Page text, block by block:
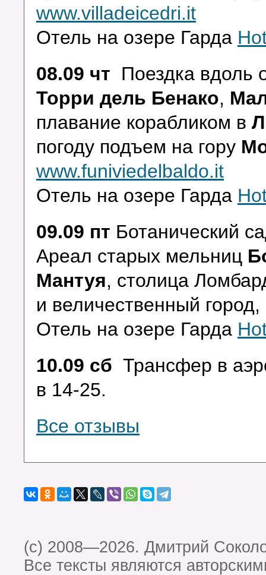
www.villadeicedri.it
Отель на озере Гарда
08.09 чт Поездка вдоль
Торри дель Бенако,
плавание корабликом в
погоду подъем на гору
www.funiviedelbaldo.it
Отель на озере Гарда
09.09 пт Ботанический
Ареал старых мельниц
Мантуя, столица
и величественный
Отель на озере Гарда
10.09 сб Трансфер в
в 14-25.
Все отзывы
(c) 2008—2026. Дмитрий
Все тексты являются